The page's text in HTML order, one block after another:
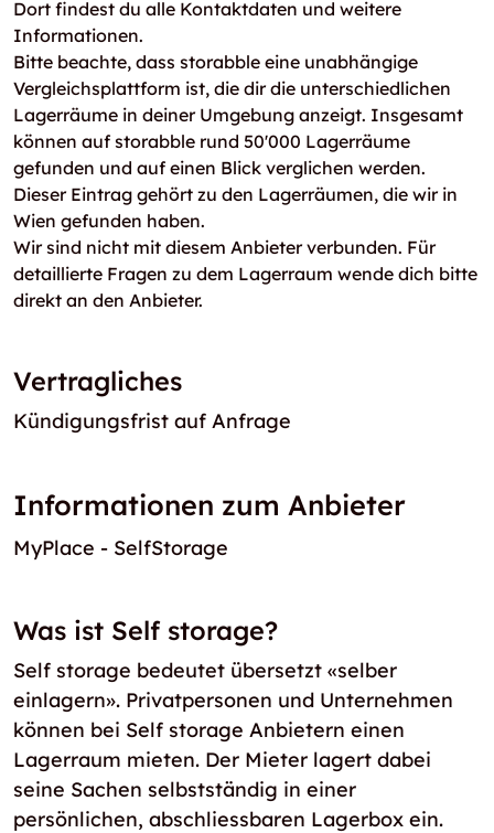
Dort findest du alle Kontaktdaten und weitere
Informationen.
Bitte beachte, dass storabble eine unabhängige
Vergleichsplattform ist, die dir die unterschiedlichen
Lagerräume in deiner Umgebung anzeigt. Insgesamt
können auf storabble rund 50'000 Lagerräume
gefunden und auf einen Blick verglichen werden.
Dieser Eintrag gehört zu den Lagerräumen, die wir in
Wien gefunden haben.
Wir sind nicht mit diesem Anbieter verbunden. Für
detaillierte Fragen zu dem Lagerraum wende dich bitte
direkt an den Anbieter.
Vertragliches
Kündigungsfrist auf Anfrage
Informationen zum Anbieter
MyPlace - SelfStorage
Was ist Self storage?
Self storage bedeutet übersetzt «selber
einlagern». Privatpersonen und Unternehmen
können bei Self storage Anbietern einen
Lagerraum mieten. Der Mieter lagert dabei
seine Sachen selbstständig in einer
persönlichen, abschliessbaren Lagerbox ein.